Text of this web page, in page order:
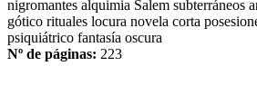
nigromantes alquimia Salem subterráneos
gótico rituales locura novela corta
psiquiátrico fantasía oscura
Nº de páginas: 223